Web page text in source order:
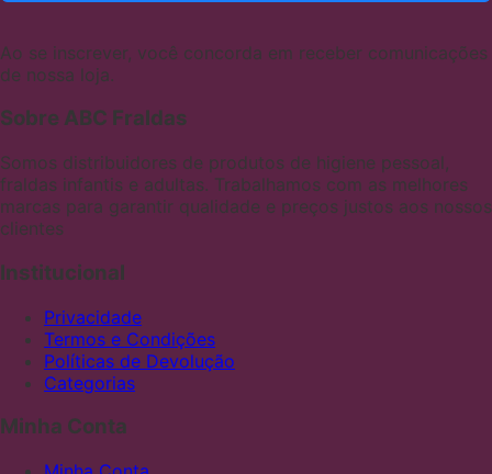
Ao se inscrever, você concorda em receber comunicações
de nossa loja.
Sobre ABC Fraldas
Somos distribuidores de produtos de higiene pessoal,
fraldas infantis e adultas. Trabalhamos com as melhores
marcas para garantir qualidade e preços justos aos nossos
clientes
Institucional
Privacidade
Termos e Condições
Políticas de Devolução
Categorias
Minha Conta